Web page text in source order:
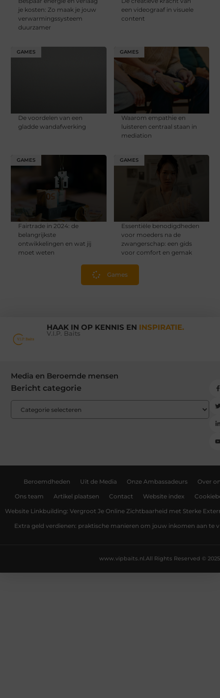
je kosten: Zo maak je jouw
verwarmingssysteem
duurzamer
een videograaf in visuele
content
GAMES
De voordelen van een
gladde wandafwerking
GAMES
Waarom empathie en
luisteren centraal staan in
mediation
GAMES
Fairtrade in 2024: de
belangrijkste
ontwikkelingen en wat jij
moet weten
GAMES
Essentiële benodigdheden
voor moeders na de
zwangerschap: een gids
voor comfort en gemak
Games
HAAK IN OP KENNIS EN INSPIRATIE.
V.I.P. Baits
Media en Beroemde mensen
Bericht categorie
Beroemdheden Uit de Media Onze Ambassadeurs Over
Ons team Artikel plaatsen Contact Website index
Website Linkbuilding: Vergroot Je Online Zichtbaarheid met Sterke
Extra geld verdienen: praktische manieren om jouw inkomen aan te
All Rights Reserved © 2025
www.vipbaits.nl.